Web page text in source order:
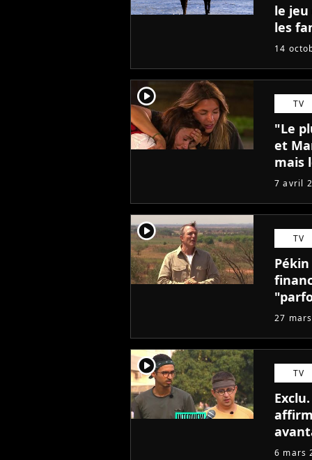
le jeu
les
et
14
player2 TV
"Le
et
mais
7 avril
player2 TV
27
player2 TV
6 mars